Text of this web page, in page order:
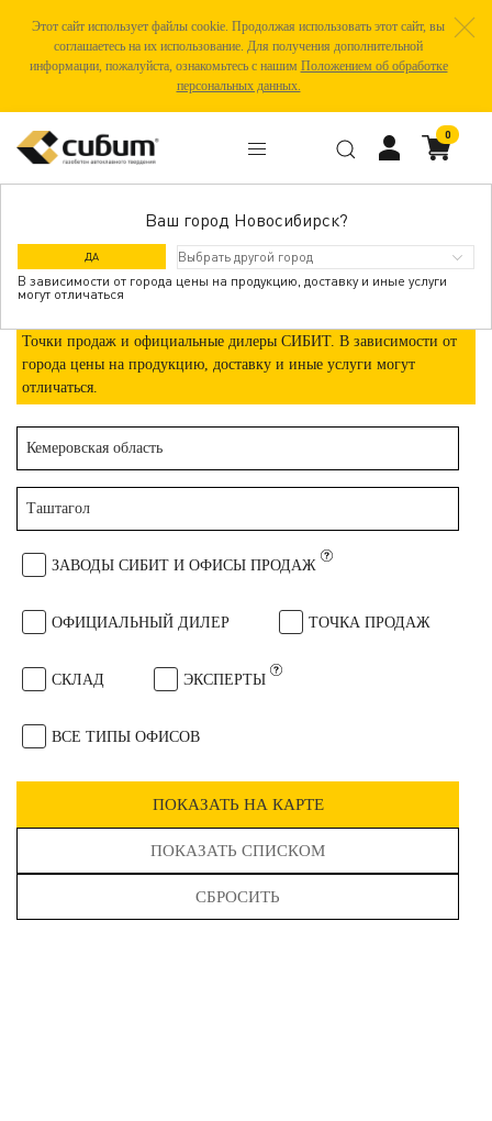
Этот сайт использует файлы cookie. Продолжая использовать этот сайт, вы
соглашаетесь на их использование. Для получения дополнительной
информации, пожалуйста, ознакомьтесь с нашим Положением об обработке
персональных данных.
Ваш город Новосибирск?
ДА
В зависимости от города цены на продукцию, доставку и иные услуги
могут отличаться
0
ТАШТАГОЛ
Точки продаж и официальные дилеры СИБИТ. В зависимости от
города цены на продукцию, доставку и иные услуги могут
отличаться.
Кемеровская область
Таштагол
ЗАВОДЫ СИБИТ И ОФИСЫ ПРОДАЖ
ОФИЦИАЛЬНЫЙ ДИЛЕР ТОЧКА ПРОДАЖ
СКЛАД ЭКСПЕРТЫ
ВСЕ ТИПЫ ОФИСОВ
ПОКАЗАТЬ НА КАРТЕ
ПОКАЗАТЬ СПИСКОМ
СБРОСИТЬ